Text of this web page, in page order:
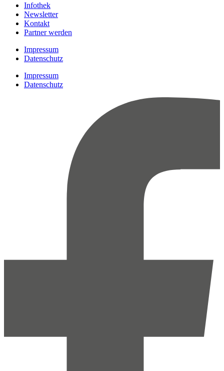
Infothek
Newsletter
Kontakt
Partner werden
Impressum
Datenschutz
Impressum
Datenschutz